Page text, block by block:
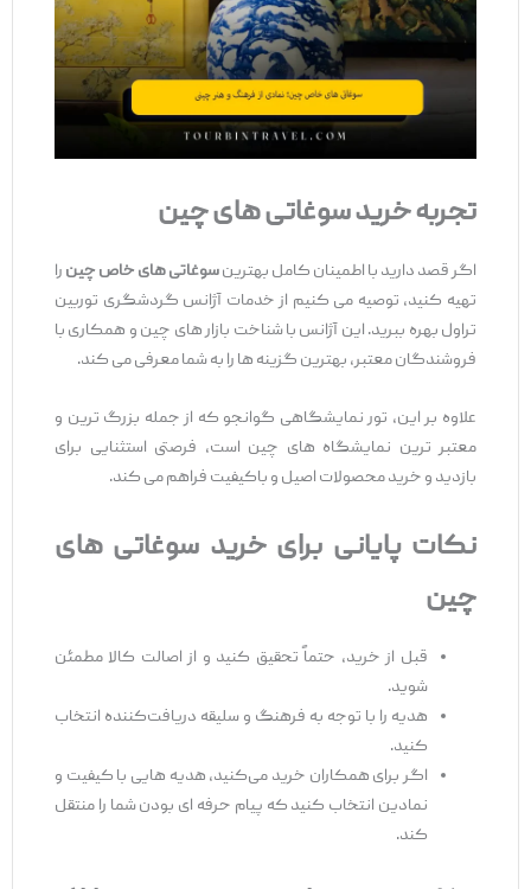
تجربه خرید سوغاتی‌های چین
اگر قصد دارید با اطمینان کامل بهترینسوغاتی‌های خاص چینرا
تهیه کنید، توصیه می ‌کنیم از خدمات آژانس گردشگری توربین
تراول بهره ببرید. این آژانس با شناخت بازار های چین و همکاری با
فروشندگان معتبر، بهترین گزینه‌ ها را به شما معرفی می ‌کند.
علاوه بر این، تور نمایشگاهی گوانجو که از جمله بزرگ‌ ترین و
معتبر ترین نمایشگاه‌ های چین است، فرصتی استثنایی برای
بازدید و خرید محصولات اصیل و باکیفیت فراهم می‌ کند.
نکات پایانی برای خرید سوغاتی ‌های
چین
قبل از خرید، حتماً تحقیق کنید و از اصالت کالا مطمئن
شوید.
هدیه را با توجه به فرهنگ و سلیقه دریافت‌کننده انتخاب
کنید.
اگر برای همکاران خرید می‌کنید، هدیه‌ هایی با کیفیت و
نمادین انتخاب کنید که پیام حرفه ‌ای بودن شما را منتقل
کند.